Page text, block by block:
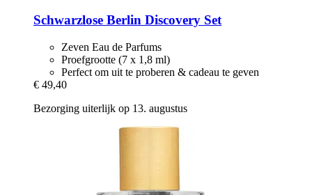
Schwarzlose Berlin Discovery Set
Zeven Eau de Parfums
Proefgrootte (7 x 1,8 ml)
Perfect om uit te proberen & cadeau te geven
€ 49,40
Bezorging uiterlijk op 13. augustus